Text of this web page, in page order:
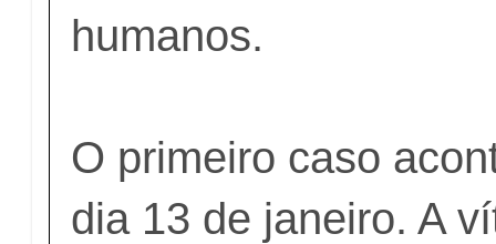
humanos.
O primeiro caso
dia 13 de janeiro. A